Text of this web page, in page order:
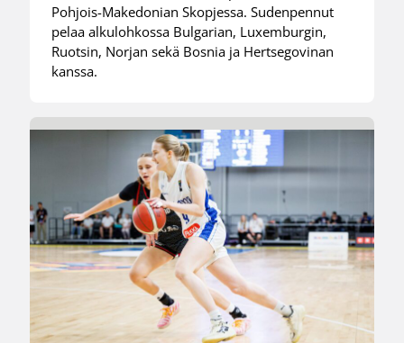
Pohjois-Makedonian Skopjessa. Sudenpennut
pelaa alkulohkossa Bulgarian, Luxemburgin,
Ruotsin, Norjan sekä Bosnia ja Hertsegovinan
kanssa.